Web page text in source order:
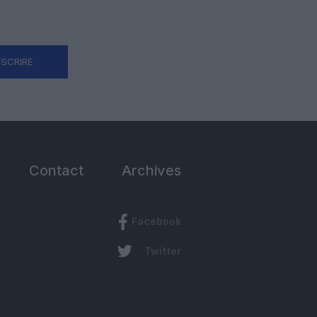
Contact Archives